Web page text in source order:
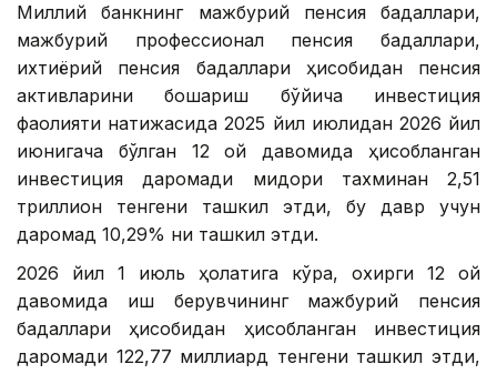
Миллий банкнинг мажбурий пенсия бадаллари,
мажбурий профессионал пенсия бадаллари,
ихтиёрий пенсия бадаллари ҳисобидан пенсия
активларини бошқариш бўйича инвестиция
фаолияти натижасида 2025 йил июлидан 2026 йил
июнигача бўлган 12 ой давомида ҳисобланган
инвестиция даромади миқдори тахминан 2,51
триллион тенгени ташкил этди, бу давр учун
даромад 10,29% ни ташкил этди.
2026 йил 1 июль ҳолатига кўра, охирги 12 ой
давомида иш берувчининг мажбурий пенсия
бадаллари ҳисобидан ҳисобланган инвестиция
даромади 122,77 миллиард тенгени ташкил этди,